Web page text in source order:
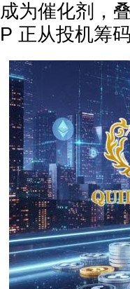
成为催化剂，
P 正从投机筹